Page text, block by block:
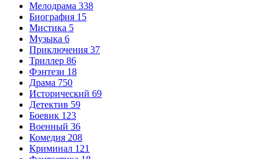
Мелодрама 338
Биография 15
Мистика 5
Музыка 6
Приключения 37
Триллер 86
Фэнтези 18
Драма 750
Исторический 69
Детектив 59
Боевик 123
Военный 36
Комедия 208
Криминал 121